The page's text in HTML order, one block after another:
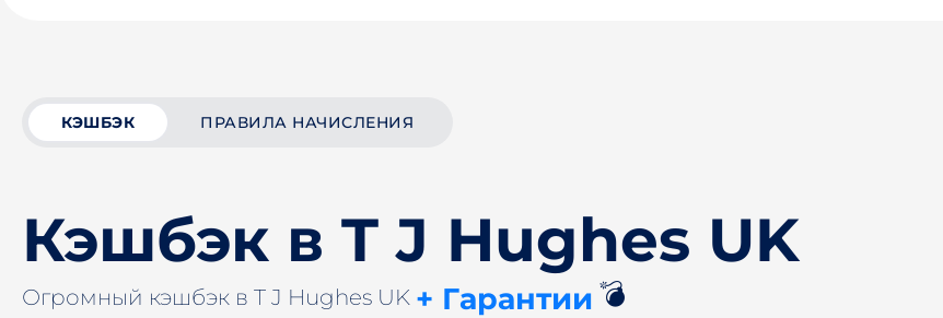
КЭШБЭК ПРАВИЛА НАЧИСЛЕНИЯ
Кэшбэк в T J Hughes UK
Огромный кэшбэк в T J Hughes UK + Гарантии 💣